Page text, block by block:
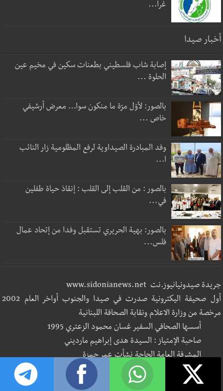
غرا...
أخبار صيدا
إصابة شاب فلسطيني بطعنات سكين في مخيم عين
الحلوة ...
بالصور: لأوّل مرّة ما منكون سوا… معرض أرشيفي
خاص ...
وفد المبادرة الصيداوية لرفع المظلومية زار النائب
ا...
بالصور : من القلب إلى القلب : إنقاذ حياة طفلين
في...
بالصور: بهية الحريري تستقبل وفدا من إتحاد عمال
فلس...
جريدة صيدونيانيوز.نت www.sidonianews.net
أول صحيفة اليكترونية صدرت في صيدا والجنوب أواخر العام 2002
مرخصة من وزارة الاعلام ونقابة الصحافة اللبنانية
أسسها الصحافي السفير غسان محمود الزعتري 1995
صاحبة الإمتياز : السيدة هدى إبراهيم مارديني
المشرفة العامة الحاجة نشأت عمر حمزة
فريق العمل وهيئة التحرير
رئيس التحرير المسؤول والمدير المسؤول الصحافي غسان الزعتري